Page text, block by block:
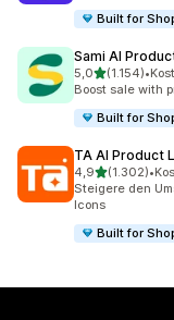
Built for
Sami AI
5,0von 5 Sternen
(1.154)
1154 •
Boost sale with
Built for
TA AI Product
4,9von 5(1.302)
1302 •
Steigere den
Icons
Built for